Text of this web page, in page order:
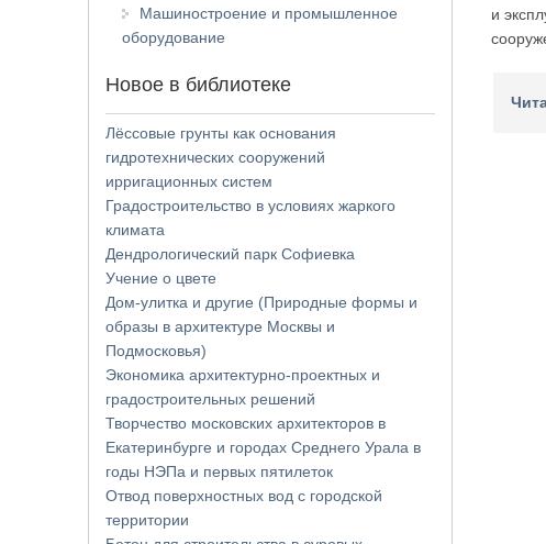
и
Машиностроение и промышленное
оборудование
Новое в библиотеке
Лёссовые грунты как основания
гидротехнических сооружений
ирригационных систем
Градостроительство в условиях жаркого
климата
Дендрологический парк Софиевка
Учение о цвете
Дом-улитка и другие (Природные формы и
образы в архитектуре Москвы и
Подмосковья)
Экономика архитектурно-проектных и
градостроительных решений
Творчество московских архитекторов в
Екатеринбурге и городах Среднего Урала в
годы НЭПа и первых пятилеток
Отвод поверхностных вод с городской
территории